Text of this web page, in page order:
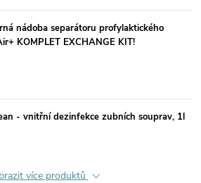
nádoba separátoru profylaktického
KOMPLET EXCHANGE KIT!
- vnitřní dezinfekce zubních souprav, 1l
více produktů